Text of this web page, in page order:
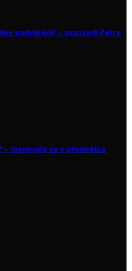
podnikání? – prozradí Petra
– inspirujte se v přednášce